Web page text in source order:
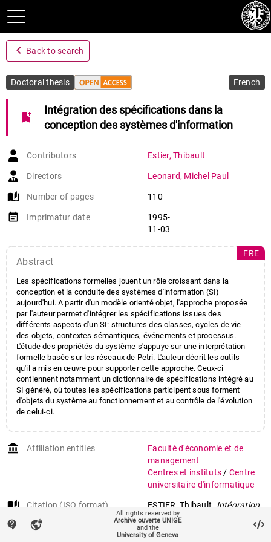
navigate_before Back to search
Doctoral thesis French
bookmark_add
Intégration des spécifications dans la
conception des systèmes d'information
Contributors Estier, Thibault
Directors Leonard, Michel Paul
auto_stories Number of pages 110
event_note Imprimatur date
1995-
11-03
Abstract
Les spécifications formelles jouent un rôle croissant dans la
conception et la conduite des systèmes d'information (SI)
aujourd'hui. A partir d'un modèle orienté objet, l'approche proposée
par l'auteur permet d'intégrer les spécifications issues des
différents aspects d'un SI: structures des classes, cycles de vie
des objets, contextes sémantiques, événements et processus.
L'étude des propriétés du système s'appuye sur une interprétation
formelle basée sur les réseaux de Petri. L'auteur décrit les outils
qu'il a mis en œuvre pour supporter cette approche. Ceux-ci
contiennent notamment un dictionnaire de spécifications intégré au
SI généré, où toutes les spécifications participent sous forment
d'objets du système au fonctionnement et au contrôle de l'évolution
de celui-ci.
FRE
account_balance Affiliation entities
Faculté d'économie et de
management
Centres et instituts / Centre
universitaire d'informatique
auto_stories Citation (ISO format) ESTIER, Thibault. Intégration
des spécifications dans la
conception des systèmes
contact_support vpn_lock
All rights reserved by
Archive ouverte UNIGE
and the
University of Geneva